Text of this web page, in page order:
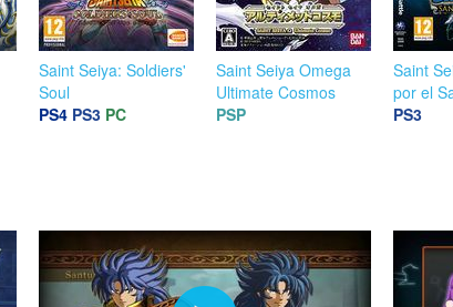
Saint Seiya: Soldiers'
Soul
PS4 PS3 PC
Saint Seiya Omega
Ultimate Cosmos
PSP
Saint
por el
PS3